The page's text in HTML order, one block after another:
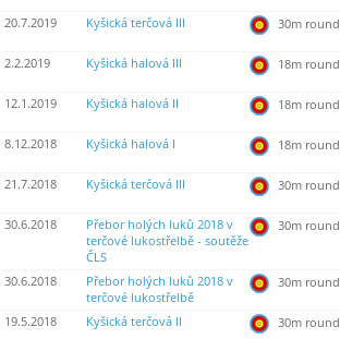
20.7.2019 Kyšická terčová III 30m round
2.2.2019 Kyšická halová III 18m round
12.1.2019 Kyšická halová II 18m round
8.12.2018 Kyšická halová I 18m round
21.7.2018 Kyšická terčová III 30m round
30.6.2018
Přebor holých luků 2018 v
terčové lukostřelbě - soutěže
ČLS
30m round
30.6.2018
Přebor holých luků 2018 v
terčové lukostřelbě
30m round
19.5.2018 Kyšická terčová II 30m round